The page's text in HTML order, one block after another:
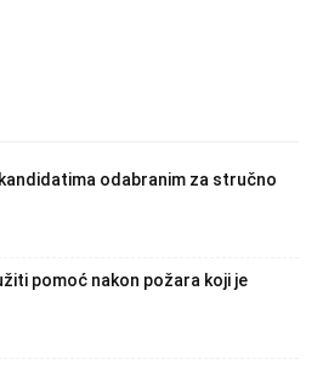
odabranim za stručno
pomoć nakon požara koji je